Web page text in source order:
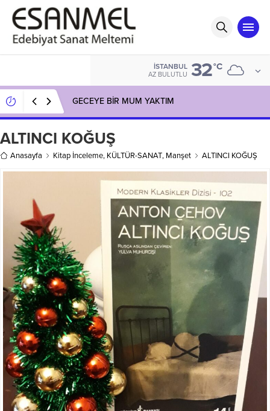
İSTANBUL
AZ BULUTLU 32°C
GECEYE BİR MUM YAKTIM
ALTINCI KOĞUŞ
Anasayfa Kitap İnceleme, KÜLTÜR-SANAT, Manşet ALTINCI KOĞUŞ